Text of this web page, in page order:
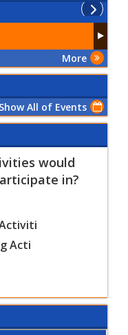
More
Show All of Events
would
in?
Acti